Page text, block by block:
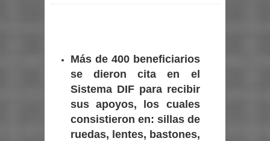
Más de 400 beneficiarios
se dieron cita en el
Sistema DIF para recibir
sus apoyos, los cuales
consistieron en: sillas de
ruedas, lentes, bastones,